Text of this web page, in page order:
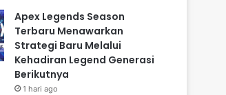
Apex Legends Season
Terbaru Menawarkan
Strategi Baru Melalui
Kehadiran Legend Generasi
Berikutnya
1 hari ago